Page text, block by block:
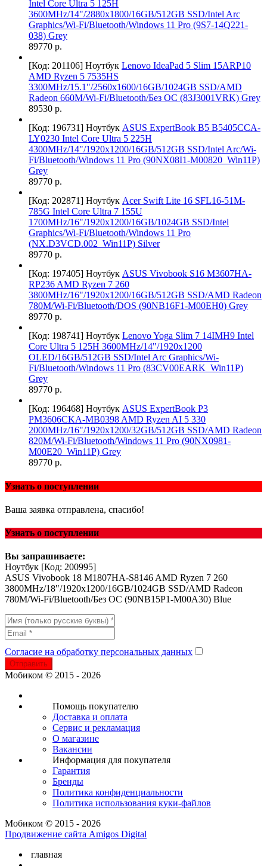
Intel Core Ultra 5 125H
3600MHz/14"/2880x1800/16GB/512GB SSD/Intel Arc
Graphics/Wi-Fi/Bluetooth/Windows 11 Pro (9S7-14Q221-
038) Grey
89770 р.
[Код: 201106] Ноутбук Lenovo IdeaPad 5 Slim 15ARP10
AMD Ryzen 5 7535HS
3300MHz/15.1"/2560x1600/16GB/1024GB SSD/AMD
Radeon 660M/Wi-Fi/Bluetooth/Без ОС (83J3001VRK) Grey
89530 р.
[Код: 196731] Ноутбук ASUS ExpertBook B5 B5405CCA-
LY0230 Intel Core Ultra 5 225H
4300MHz/14"/1920x1200/16GB/512GB SSD/Intel Arc/Wi-
Fi/Bluetooth/Windows 11 Pro (90NX08I1-M00820_Win11P)
Grey
89770 р.
[Код: 202871] Ноутбук Acer Swift Lite 16 SFL16-51M-
785G Intel Core Ultra 7 155U
1700MHz/16"/1920x1200/16GB/1024GB SSD/Intel
Graphics/Wi-Fi/Bluetooth/Windows 11 Pro
(NX.D3VCD.002_Win11P) Silver
89770 р.
[Код: 197405] Ноутбук ASUS Vivobook S16 M3607HA-
RP236 AMD Ryzen 7 260
3800MHz/16"/1920x1200/16GB/512GB SSD/AMD Radeon
780M/Wi-Fi/Bluetooth/DOS (90NB16F1-M00EH0) Grey
89770 р.
[Код: 198741] Ноутбук Lenovo Yoga Slim 7 14IMH9 Intel
Core Ultra 5 125H 3600MHz/14"/1920x1200
OLED/16GB/512GB SSD/Intel Arc Graphics/Wi-
Fi/Bluetooth/Windows 11 Pro (83CV00EARK_Win11P)
Grey
89770 р.
[Код: 196468] Ноутбук ASUS ExpertBook P3
PM3606CKA-MB0398 AMD Ryzen AI 5 330
2000MHz/16"/1920x1200/32GB/512GB SSD/AMD Radeon
820M/Wi-Fi/Bluetooth/Windows 11 Pro (90NX0981-
M00E20_Win11P) Grey
89770 р.
Узнать о поступлении
Ваша заявка отправлена, спасибо!
Узнать о поступлении
Вы запрашиваете:
Ноутбук [Код: 200995]
ASUS Vivobook 18 M1807HA-S8146 AMD Ryzen 7 260
3800MHz/18"/1920x1200/16GB/1024GB SSD/AMD Radeon
780M/Wi-Fi/Bluetooth/Без ОС (90NB15P1-M00A30) Blue
Согласие на обработку персональных данных
Отправить
Мобиком © 2015 - 2026
Помощь покупателю
Доставка и оплата
Сервис и рекламация
О магазине
Вакансии
Информация для покупателя
Гарантия
Бренды
Политика конфиденциальности
Политика использования куки-файлов
Мобиком © 2015 - 2026
Продвижение сайта Amigos Digital
главная